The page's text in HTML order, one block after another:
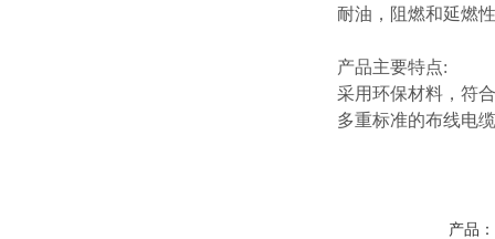
耐油，阻燃和延燃
产品主要特点:
采用环保材料，符合
多重标准的布线电缆
产品：